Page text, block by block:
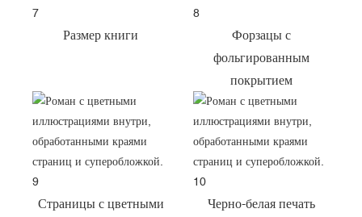
Размер книги
Форзацы с
фольгированным
покрытием
Страницы с цветными
Черно-белая печать